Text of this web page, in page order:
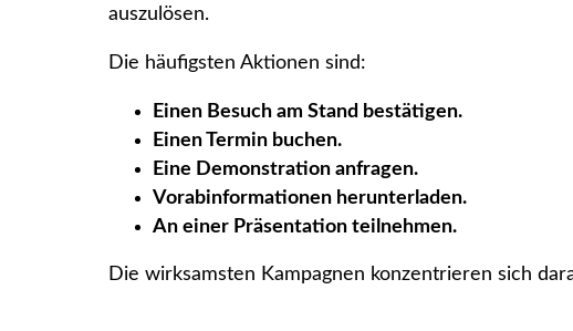
auszulösen.
Die häufigsten Aktionen sind:
Einen Besuch am Stand bestätigen.
Einen Termin buchen.
Eine Demonstration anfragen.
Vorabinformationen herunterladen.
An einer Präsentation teilnehmen.
Die wirksamsten Kampagnen konzentrieren sich